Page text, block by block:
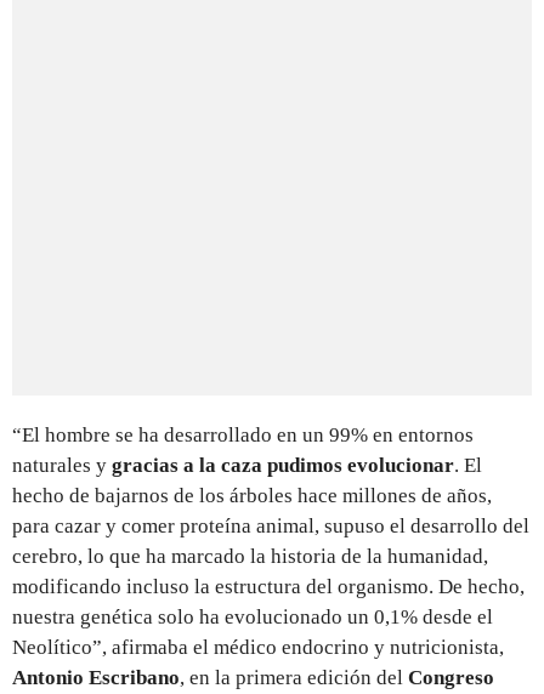
“El hombre se ha desarrollado en un 99% en entornos
naturales y gracias a la caza pudimos evolucionar. El
hecho de bajarnos de los árboles hace millones de años,
para cazar y comer proteína animal, supuso el desarrollo del
cerebro, lo que ha marcado la historia de la humanidad,
modificando incluso la estructura del organismo. De hecho,
nuestra genética solo ha evolucionado un 0,1% desde el
Neolítico”, afirmaba el médico endocrino y nutricionista,
Antonio Escribano, en la primera edición del Congreso